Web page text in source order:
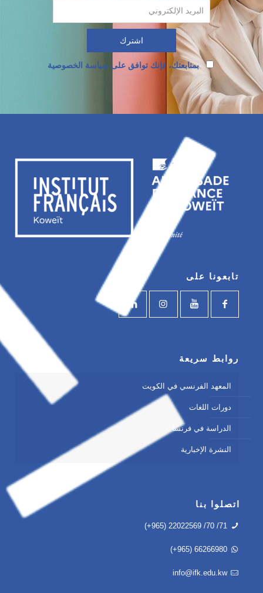
بمتابعتك، فإنك توافق على سياسة الخصوصية
تابعونا على
روابط سريعة
المعهد الفرنسي في الكويت
دورات اللغات
الدراسة في فرنسا
النشرة الإخبارية
اتصلوا بنا
(+965) 22022569 /70 /71
(+965) 66266980
info@ifk.edu.kw